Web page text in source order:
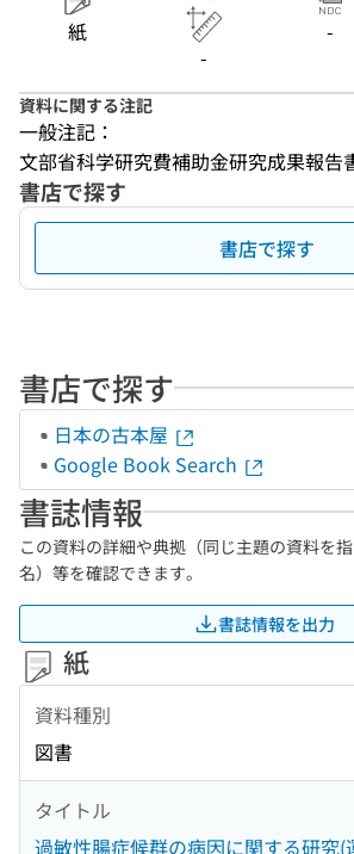
紙
-
-
資料に関する注記
一般注記：
文部省科学研究費補助金研究成果報告
書店で探す
書店で探す
書店で探す
日本の古本屋
Google Book Search
書誌情報
この資料の詳細や典拠（同じ主題の資料を
名）等を確認できます。
書誌情報を出力
紙
資料種別
図書
タイトル
過敏性腸症候群の病因に関する研究